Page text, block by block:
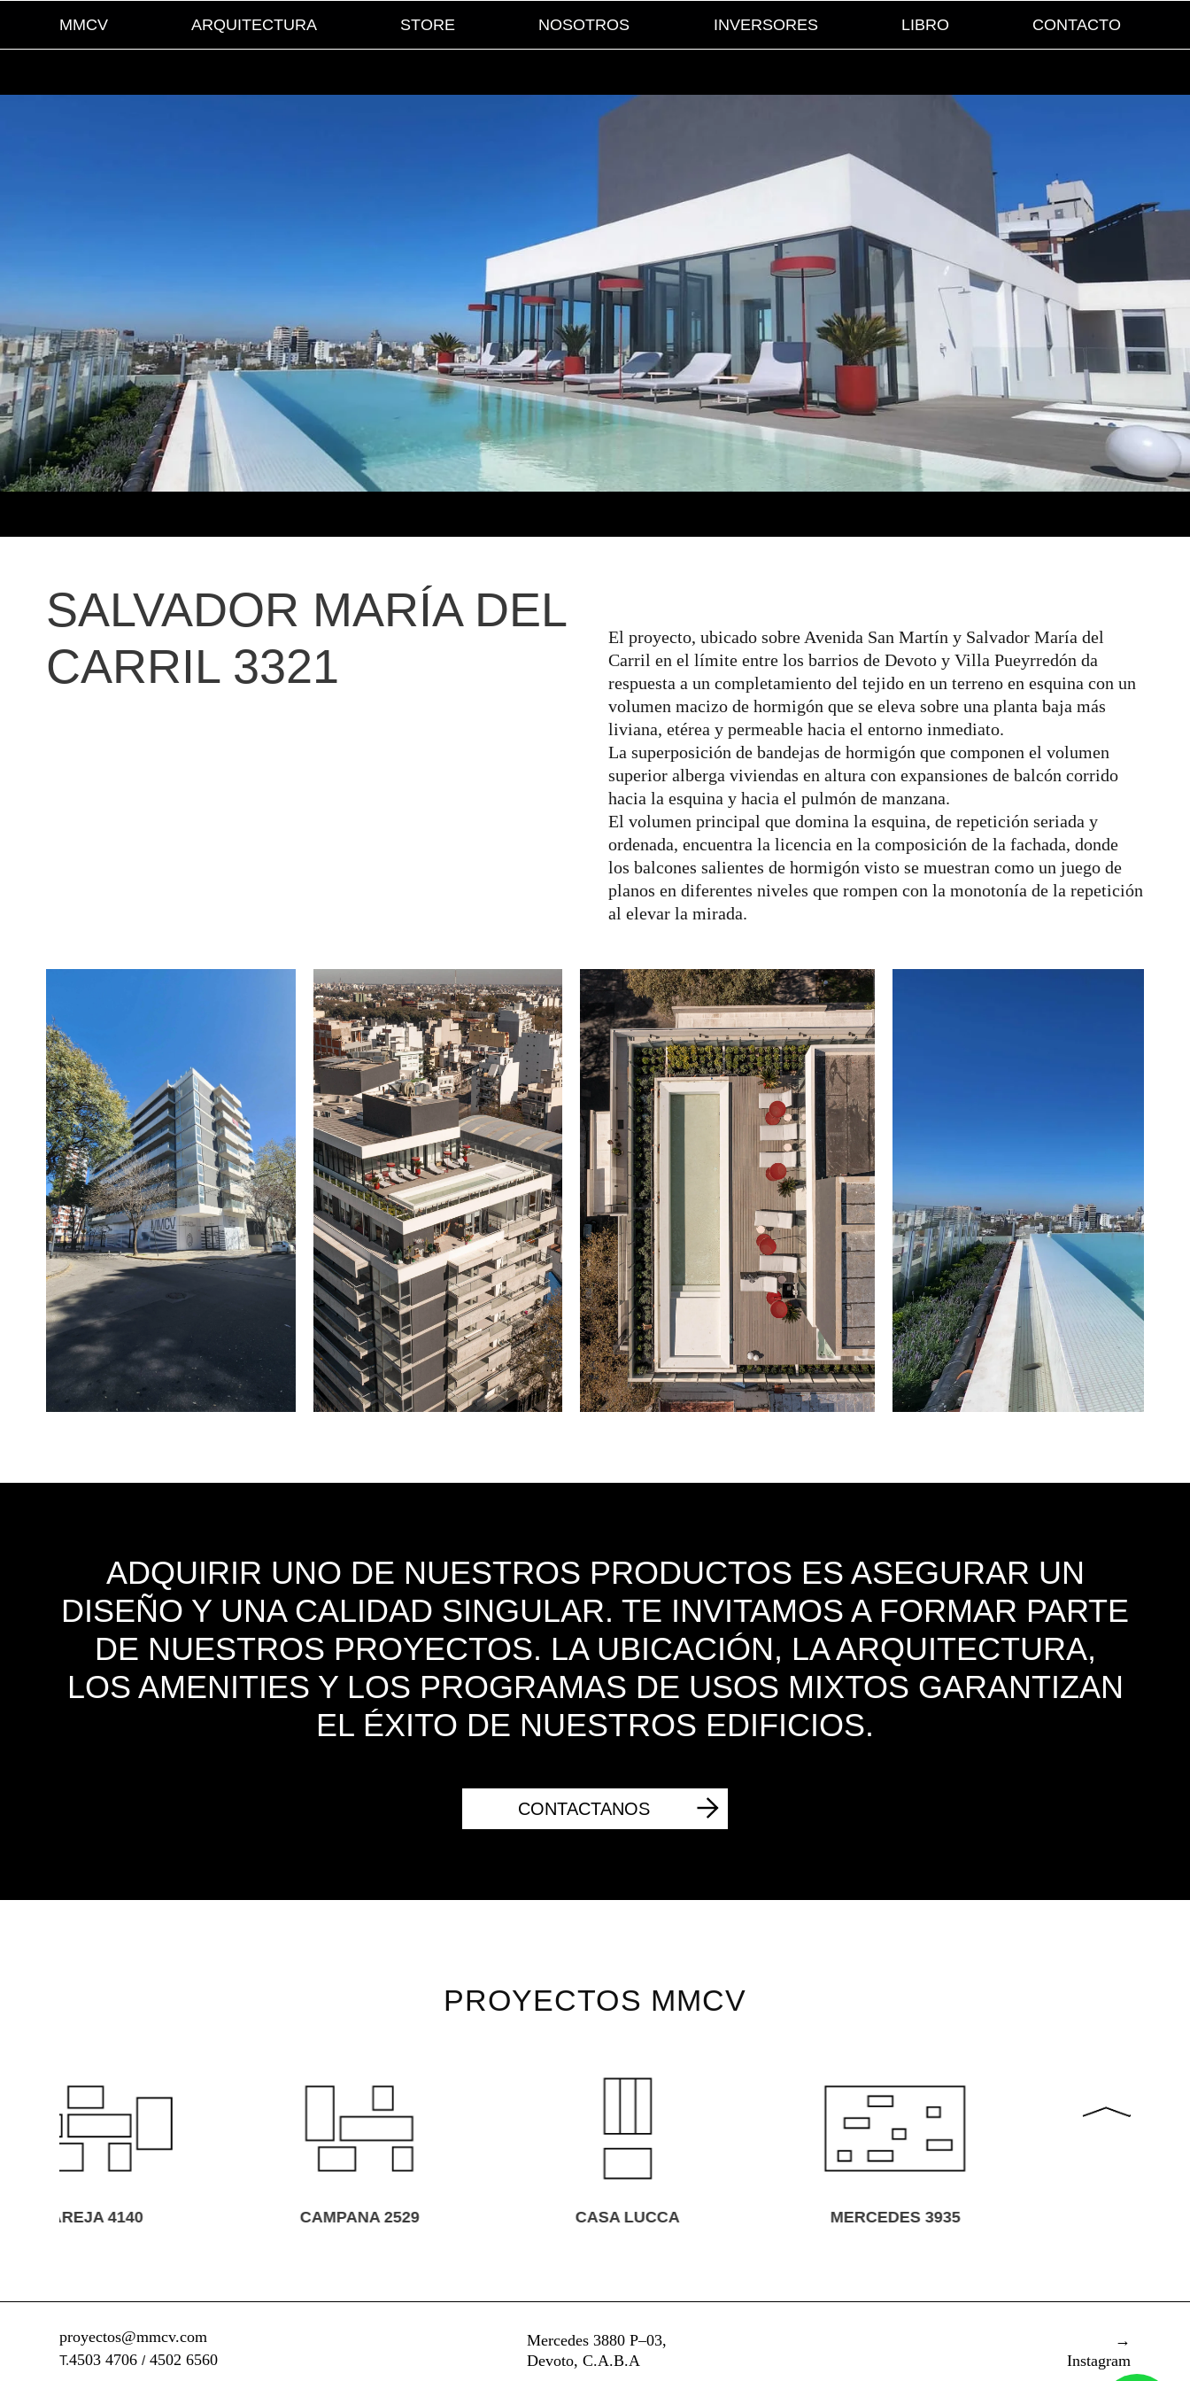
MMCV ARQUITECTURA STORE NOSOTROS INVERSORES LIBRO CONTACTO
SALVADOR MARÍA DEL
CARRIL 3321
El proyecto, ubicado sobre Avenida San Martín y Salvador María del
Carril en el límite entre los barrios de Devoto y Villa Pueyrredón da
respuesta a un completamiento del tejido en un terreno en esquina con un
volumen macizo de hormigón que se eleva sobre una planta baja más
liviana, etérea y permeable hacia el entorno inmediato.
La superposición de bandejas de hormigón que componen el volumen
superior alberga viviendas en altura con expansiones de balcón corrido
hacia la esquina y hacia el pulmón de manzana.
El volumen principal que domina la esquina, de repetición seriada y
ordenada, encuentra la licencia en la composición de la fachada, donde
los balcones salientes de hormigón visto se muestran como un juego de
planos en diferentes niveles que rompen con la monotonía de la repetición
al elevar la mirada.
ADQUIRIR UNO DE NUESTROS PRODUCTOS ES ASEGURAR UN
DISEÑO Y UNA CALIDAD SINGULAR. TE INVITAMOS A FORMAR PARTE
DE NUESTROS PROYECTOS. LA UBICACIÓN, LA ARQUITECTURA,
LOS AMENITIES Y LOS PROGRAMAS DE USOS MIXTOS GARANTIZAN
EL ÉXITO DE NUESTROS EDIFICIOS.
CONTACTANOS
PROYECTOS MMCV
CAMPANA 2529 CASA LUCCA MERCEDES 3935
proyectos@mmcv.com
T.4503 4706 / 4502 6560
Mercedes 3880 P–03,
Devoto, C.A.B.A
→
Instagram